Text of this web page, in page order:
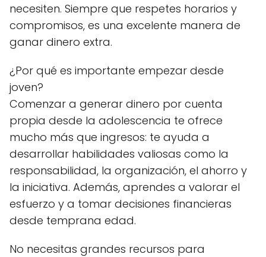
necesiten. Siempre que respetes horarios y
compromisos, es una excelente manera de
ganar dinero extra.
¿Por qué es importante empezar desde
joven?
Comenzar a generar dinero por cuenta
propia desde la adolescencia te ofrece
mucho más que ingresos: te ayuda a
desarrollar habilidades valiosas como la
responsabilidad, la organización, el ahorro y
la iniciativa. Además, aprendes a valorar el
esfuerzo y a tomar decisiones financieras
desde temprana edad.
No necesitas grandes recursos para